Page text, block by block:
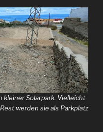
Solarpark. Vielleicht
werden sie als Parkplatz